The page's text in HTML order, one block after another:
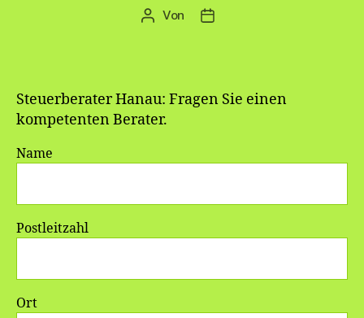
Beitragsautor
Von Veröffentlichungsdatum
Steuerberater Hanau: Fragen Sie einen
kompetenten Berater.
Name
Postleitzahl
Ort